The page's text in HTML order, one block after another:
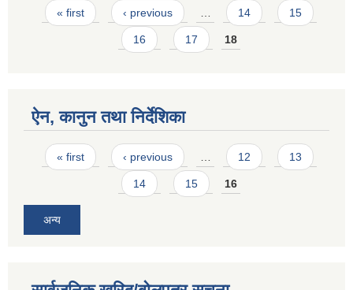
Pages
« first ‹ previous … 14 15
16 17 18
ऐन, कानुन तथा निर्देशिका
Pages
« first ‹ previous 12 13
14 15 16
अन्य